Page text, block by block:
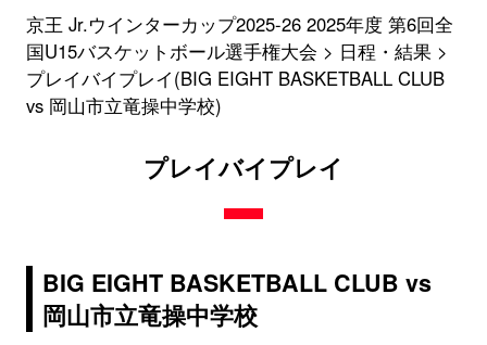
京王 Jr.ウインターカップ2025-26 2025年度 第6回全
国U15バスケットボール選手権大会
日程・結果
プレイバイプレイ(BIG EIGHT BASKETBALL CLUB
vs 岡山市立竜操中学校)
プレイバイプレイ
BIG EIGHT BASKETBALL CLUB vs
岡山市立竜操中学校